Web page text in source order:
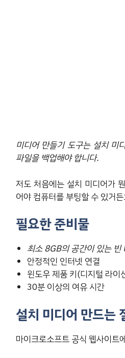
미디어 만들기 도구는 설치 미
파일을 백업해야 합니다.
저도 처음에는 설치 미디어가
어야 컴퓨터를 부팅할 수 있거
필요한 준비물
최소 8GB의 공간이 있는
안정적인 인터넷 연결
윈도우 제품 키(디지털 라이
30분 이상의 여유 시간
설치 미디어 만드는
마이크로소프트 공식 웹사이트